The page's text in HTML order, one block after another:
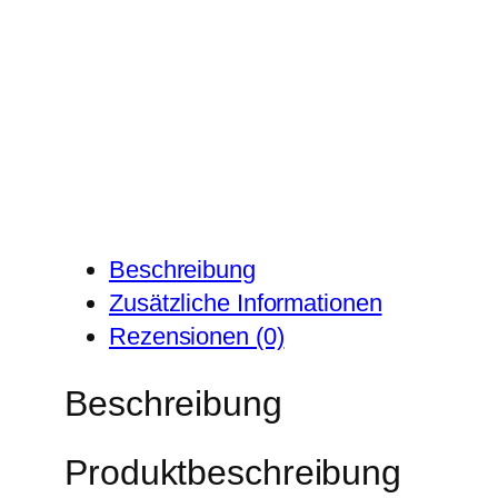
Beschreibung
Zusätzliche Informationen
Rezensionen (0)
Beschreibung
Produktbeschreibung